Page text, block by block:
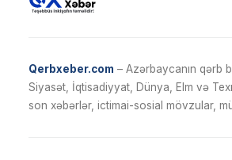
Qerbxeber.com – Azərbaycanın qərb
Siyasət, İqtisadiyyat, Dünya, Elm və
son xəbərlər, ictimai-sosial mövzular,